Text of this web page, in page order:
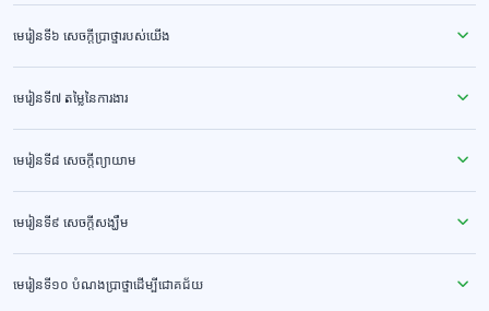
មេរៀនទី៦ សេចក្ដីប្រាថ្នារបស់យើង
មេរៀនទី៧ តម្លៃនៃការងារ
មេរៀនទី៨ សេចក្ដីព្យាយាម
មេរៀនទី៩ សេចក្ដីសង្ឃឹម
មេរៀនទី១០ បំណងប្រាថ្នាដើម្បីជោគជ័យ